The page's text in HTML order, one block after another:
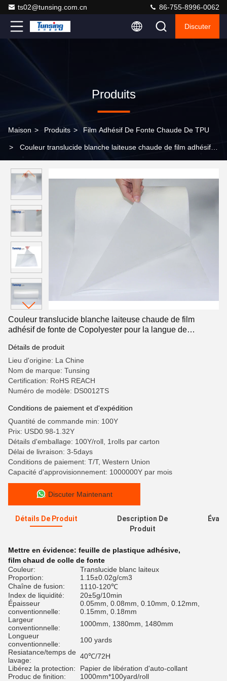
ts02@tunsing.com.cn 86-755-8996-0062
Discuter
Produits
Maison > Produits > Film Adhésif De Fonte Chaude De TPU
> Couleur translucide blanche laiteuse chaude de film adhésif
Couleur translucide blanche laiteuse chaude de film
adhésif de fonte de Copolyester pour la langue de
Détails de produit
Lieu d'origine: La Chine
Nom de marque: Tunsing
Certification: RoHS REACH
Numéro de modèle: DS0012TS
Conditions de paiement et d'expédition
Quantité de commande min: 100Y
Prix: USD0.98-1.32Y
Détails d'emballage: 100Y/roll, 1rolls par carton
Délai de livraison: 3-5days
Conditions de paiement: T/T, Western Union
Capacité d'approvisionnement: 1000000Y par mois
Discuter Maintenant
Détails De Produit
Description De
Produit
Mettre en évidence: feuille de plastique adhésive,
film chaud de colle de fonte
Couleur:
Translucide blanc laiteux
Proportion:
1.15±0.02g/cm3
Chaîne de fusion:
1110-120℃
Index de liquidité:
20±5g/10min
Épaisseur
conventionnelle:
0.05mm, 0.08mm, 0.10mm, 0.12mm,
0.15mm, 0.18mm
Largeur
conventionnelle:
1000mm, 1380mm, 1480mm
Longueur
conventionnelle:
100 yards
Resiatance/temps de
lavage:
40℃/72H
Libérez la protection:
Papier de libération d'auto-collant
Produc de finition:
1000mm*100yard/roll